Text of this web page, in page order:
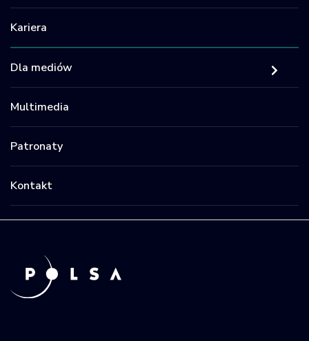
Kariera
Dla mediów
Multimedia
Patronaty
Kontakt